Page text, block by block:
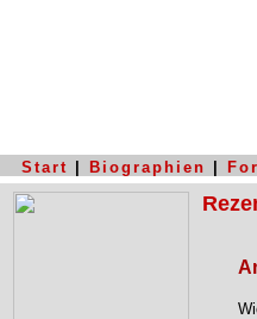
Start Biographien